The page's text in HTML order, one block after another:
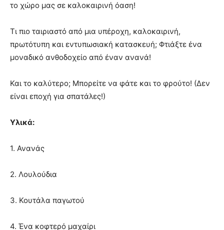
το χώρο μας σε καλοκαιρινή όαση!
Τι πιο ταιριαστό από μια υπέροχη, καλοκαιρινή,
πρωτότυπη και εντυπωσιακή κατασκευή; Φτιάξτε ένα
μοναδικό ανθοδοχείο από έναν ανανά!
Και το καλύτερο; Μπορείτε να φάτε και το φρούτο! (Δεν
είναι εποχή για σπατάλες!)
Υλικά:
1. Ανανάς
2. Λουλούδια
3. Κουτάλα παγωτού
4. Ένα κοφτερό μαχαίρι